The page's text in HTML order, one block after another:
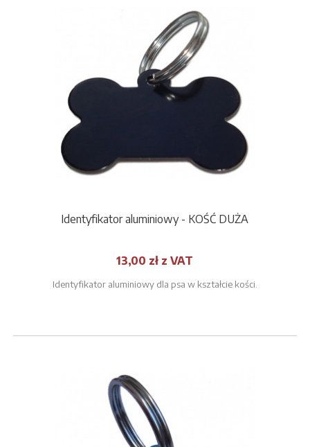
Identyfikator aluminiowy - KOŚĆ DUŻA
13,00 zł z VAT
Identyfikator aluminiowy dla psa w kształcie kości.